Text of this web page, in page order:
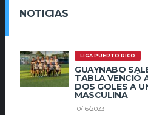
NOTICIAS
LIGA PUERTO RICO
GUAYNABO
TABLA VENCIÓ
DOS GOLES A
MASCULINA
10/16/2023